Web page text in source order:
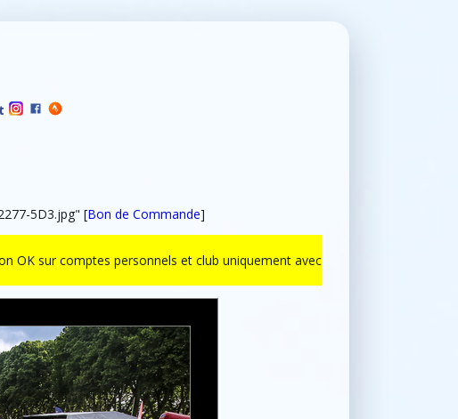
5D3.jpg" [Bon de Commande]
OK sur comptes personnels et club uniquement avec